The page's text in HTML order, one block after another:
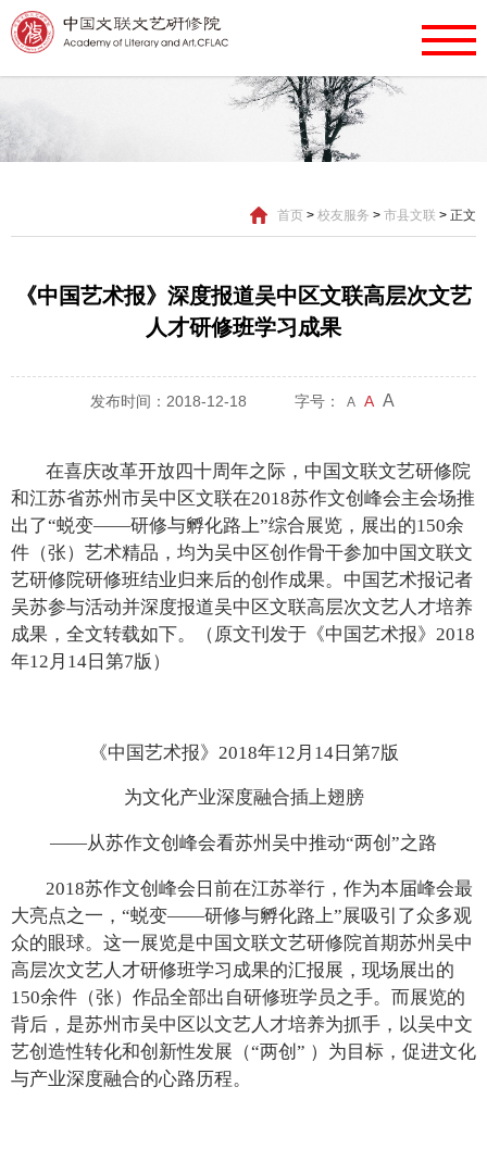
首页 > 校友服务 > 市县文联 > 正文
《中国艺术报》深度报道吴中区文联高层次文艺
人才研修班学习成果
发布时间：2018-12-18 字号： A A A
在喜庆改革开放四十周年之际，中国文联文艺研修院
和江苏省苏州市吴中区文联在2018苏作文创峰会主会场推
出了“蜕变——研修与孵化路上”综合展览，展出的150余
件（张）艺术精品，均为吴中区创作骨干参加中国文联文
艺研修院研修班结业归来后的创作成果。中国艺术报记者
吴苏参与活动并深度报道吴中区文联高层次文艺人才培养
成果，全文转载如下。（原文刊发于《中国艺术报》2018
年12月14日第7版）
《中国艺术报》2018年12月14日第7版
为文化产业深度融合插上翅膀
——从苏作文创峰会看苏州吴中推动“两创”之路
2018苏作文创峰会日前在江苏举行，作为本届峰会最
大亮点之一，“蜕变——研修与孵化路上”展吸引了众多观
众的眼球。这一展览是中国文联文艺研修院首期苏州吴中
高层次文艺人才研修班学习成果的汇报展，现场展出的
150余件（张）作品全部出自研修班学员之手。而展览的
背后，是苏州市吴中区以文艺人才培养为抓手，以吴中文
艺创造性转化和创新性发展（“两创” ）为目标，促进文化
与产业深度融合的心路历程。